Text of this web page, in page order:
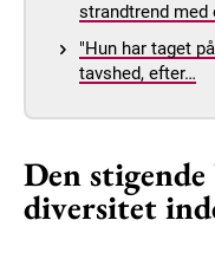
strandtrend
"Hun har taget
tavshed, efter…
Den
diversitet